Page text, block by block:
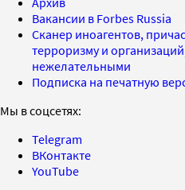
Вакансии в Forbes Russia
Сканер иноагентов,
терроризму и
нежелательными
Подписка на печатную
Мы в соцсетях:
Telegram
ВКонтакте
YouTube